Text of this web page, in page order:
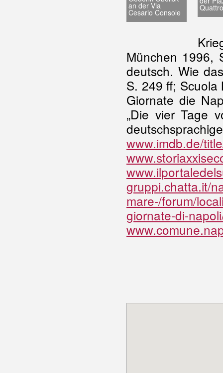
an der Via
Cesario Console
München 1996,
deutsch. Wie
S. 249 ff; Scuola
Giornate die
„Die vier Tage
www.imdb.de/
gruppi.chatta.it/
mare-/forum/
giornate-di-